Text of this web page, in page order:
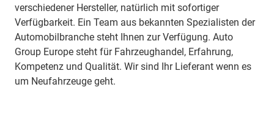
verschiedener Hersteller, natürlich mit sofortiger
Verfügbarkeit. Ein Team aus bekannten Spezialisten der
Automobilbranche steht Ihnen zur Verfügung. Auto
Group Europe steht für Fahrzeughandel, Erfahrung,
Kompetenz und Qualität. Wir sind Ihr Lieferant wenn es
um Neufahrzeuge geht.